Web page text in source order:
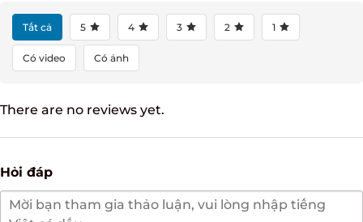
Tất cả 5 4 3 2 1
Có video Có ảnh
Hỏi đáp